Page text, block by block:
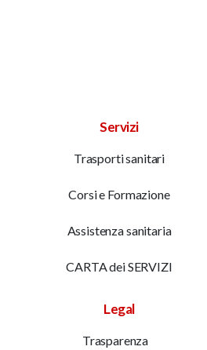
Servizi
Trasporti sanitari
Corsi e Formazione
Assistenza sanitaria
CARTA dei SERVIZI
Legal
Trasparenza